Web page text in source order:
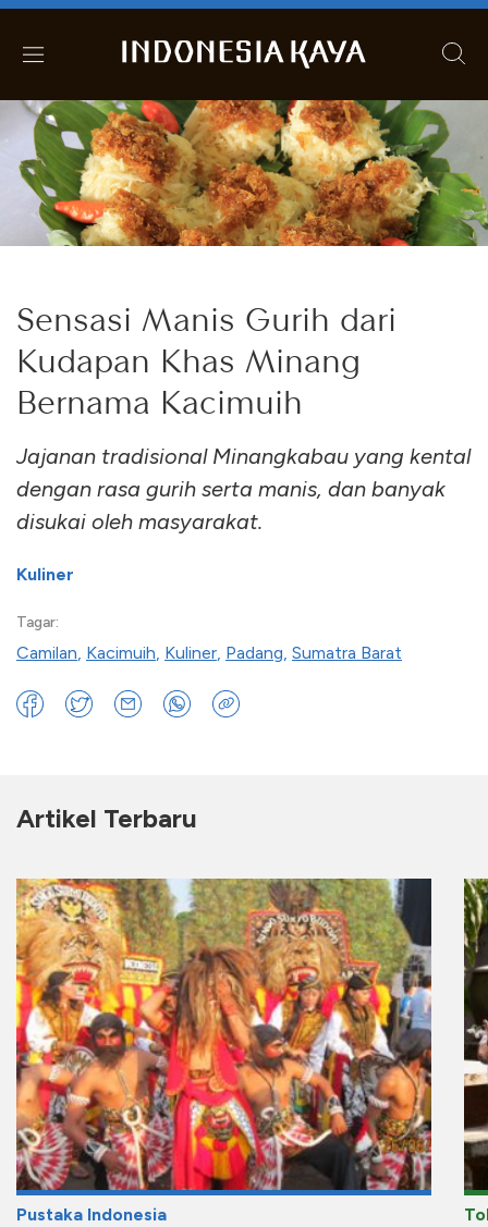
Sensasi Manis Gurih dari
Kudapan Khas Minang
Bernama Kacimuih
Jajanan tradisional Minangkabau yang kental
dengan rasa gurih serta manis, dan banyak
disukai oleh masyarakat.
Kuliner
Tagar:
Camilan, Kacimuih, Kuliner, Padang, Sumatra Barat
Artikel Terbaru
Pustaka Indonesia